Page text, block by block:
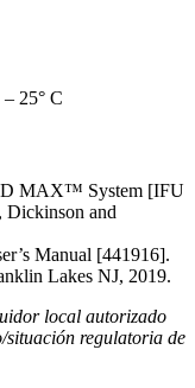
– 25° C
MAX™ System [IFU
Dickinson and
Manual [441916].
Lakes NJ, 2019.
local autorizado
regulatoria de